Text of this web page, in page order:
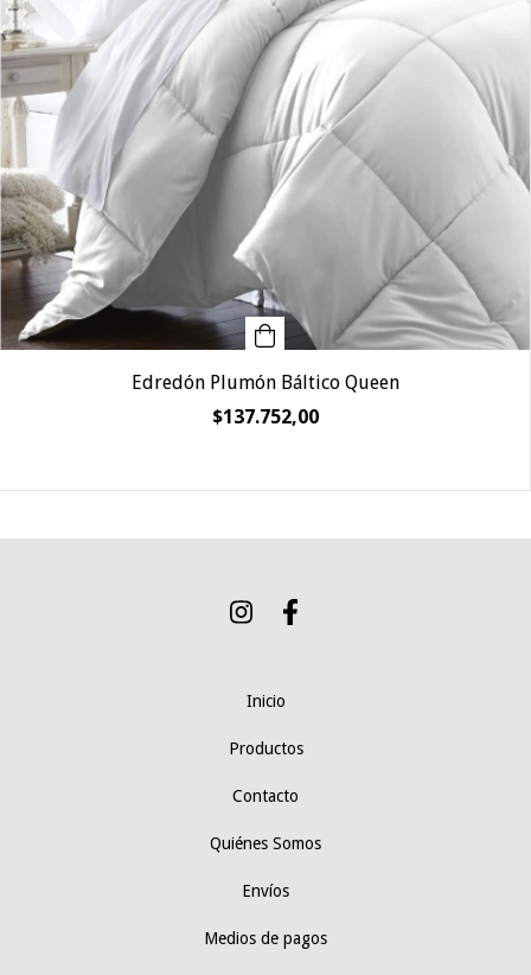
Edredón Plumón Báltico Queen
$137.752,00
Inicio
Productos
Contacto
Quiénes Somos
Envíos
Medios de pagos